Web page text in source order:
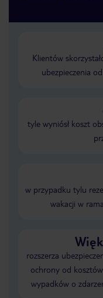
Klientów
ubezpieczenia
tyle wyniósł koszt
w przypadku tylu
wakacji w
rozszerza
ochrony od
wypadków o